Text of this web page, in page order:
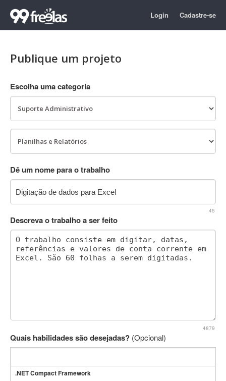
Login Cadastre-se
Publique um projeto
Escolha uma categoria
Dê um nome para o trabalho
45
Descreva o trabalho a ser feito
4879
Quais habilidades são desejadas? (Opcional)
.NET Compact Framework